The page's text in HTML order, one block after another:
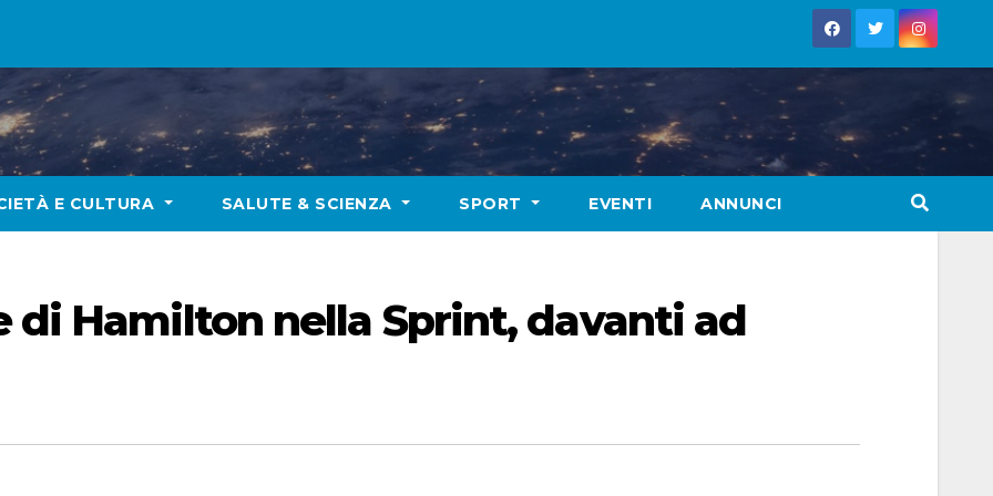
E CULTURA SALUTE & SCIENZA SPORT EVENTI ANNUNCI
di Hamilton nella Sprint, davanti ad